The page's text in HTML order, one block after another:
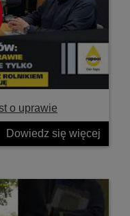
o uprawie
Dowiedz się więcej